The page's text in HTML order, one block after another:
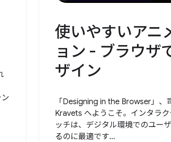
使いやすいアニ
ョン - ブラウザ
ザイン
「Designing in the Browser」、
Kravets へようこそ。インタラク
ッチは、デジタル環境でのユー
るのに最適です...